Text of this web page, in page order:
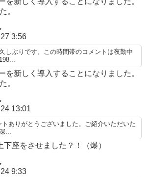
。
3:56
しぶりです。この時間帯のコメントは夜勤中
を新しく導入することになりました。
。
13:01
ありがとうございました。ご紹介いただいた
...
下座をさせました？！（爆）
9:33